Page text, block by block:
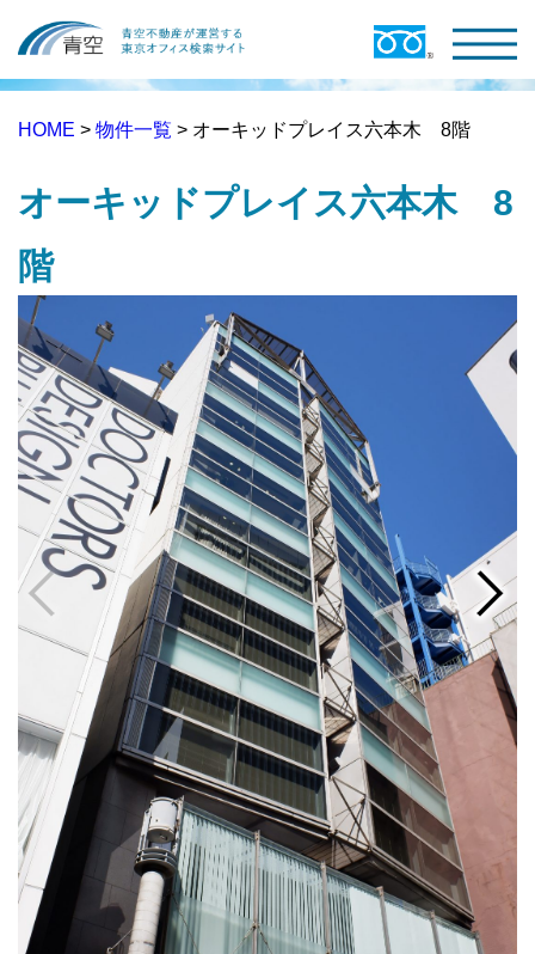
HOME > 物件一覧 > オーキッドプレイス六本木 8階
オーキッドプレイス六本木 8
階